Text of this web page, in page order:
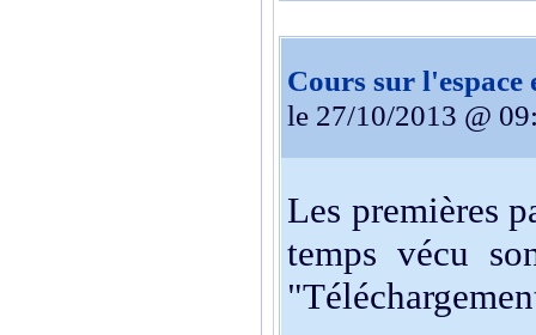
Cours sur l'espace
le 27/10/2013 @
Les premières
temps vécu